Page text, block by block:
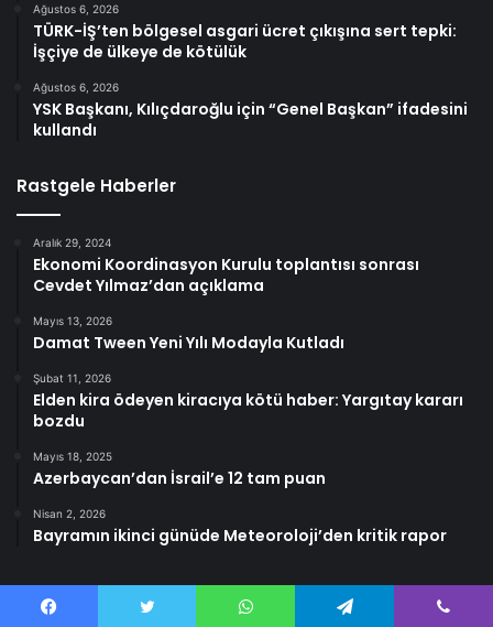
Ağustos 6, 2026
TÜRK-İŞ’ten bölgesel asgari ücret çıkışına sert tepki:
İşçiye de ülkeye de kötülük
Ağustos 6, 2026
YSK Başkanı, Kılıçdaroğlu için “Genel Başkan” ifadesini
kullandı
Rastgele Haberler
Aralık 29, 2024
Ekonomi Koordinasyon Kurulu toplantısı sonrası
Cevdet Yılmaz’dan açıklama
Mayıs 13, 2026
Damat Tween Yeni Yılı Modayla Kutladı
Şubat 11, 2026
Elden kira ödeyen kiracıya kötü haber: Yargıtay kararı
bozdu
Mayıs 18, 2025
Azerbaycan’dan İsrail’e 12 tam puan
Nisan 2, 2026
Bayramın ikinci günüde Meteoroloji’den kritik rapor